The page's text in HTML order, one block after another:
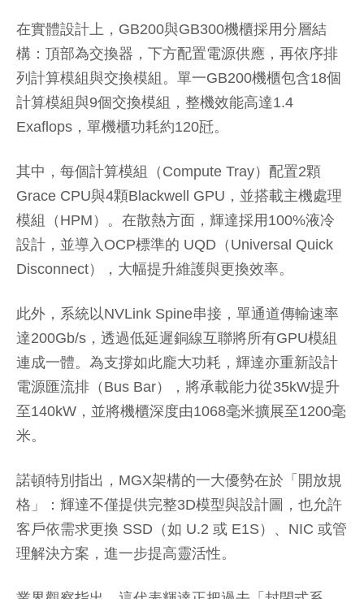
在實體設計上，GB200與GB300機櫃採用分層結
構：頂部為交換器，下方配置電源供應，再依序排
列計算模組與交換模組。單一GB200機櫃包含18個
計算模組與9個交換模組，整機效能高達1.4
Exaflops，單機櫃功耗約120瓩。
其中，每個計算模組（Compute Tray）配置2顆
Grace CPU與4顆Blackwell GPU，並搭載主機處理
模組（HPM）。在散熱方面，輝達採用100%液冷
設計，並導入OCP標準的 UQD（Universal Quick
Disconnect），大幅提升維護與更換效率。
此外，系統以NVLink Spine串接，單通道傳輸速率
達200Gb/s，透過低延遲銅線互聯將所有GPU模組
連成一體。為支撐如此龐大功耗，輝達亦重新設計
電源匯流排（Bus Bar），將承載能力從35kW提升
至140kW，並將機櫃深度由1068毫米擴展至1200毫
米。
諾頓特別指出，MGX架構的一大優勢在於「開放規
格」：輝達不僅提供完整3D模型與設計圖，也允許
客戶依需求更換 SSD（如 U.2 或 E1S）、NIC 或管
理解決方案，進一步提高靈活性。